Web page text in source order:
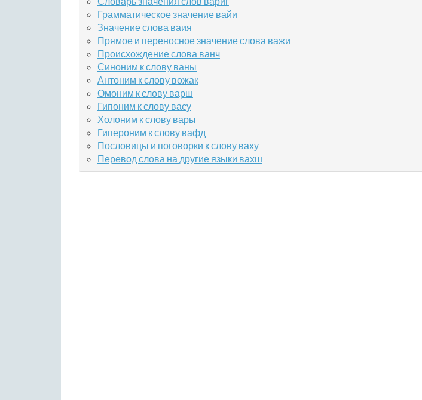
Грамматическое значение вайи
Значение слова ваия
Прямое и переносное значение слова важи
Происхождение слова ванч
Синоним к слову ваны
Антоним к слову вожак
Омоним к слову варш
Гипоним к слову васу
Холоним к слову вары
Гипероним к слову вафд
Пословицы и поговорки к слову ваху
Перевод слова на другие языки вахш